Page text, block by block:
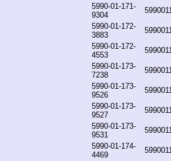
5990-01-171-
9304
5990-01-172-
3883
5990-01-172-
4553
5990-01-173-
7238
5990-01-173-
9526
5990-01-173-
9527
5990-01-173-
9531
5990-01-174-
4469